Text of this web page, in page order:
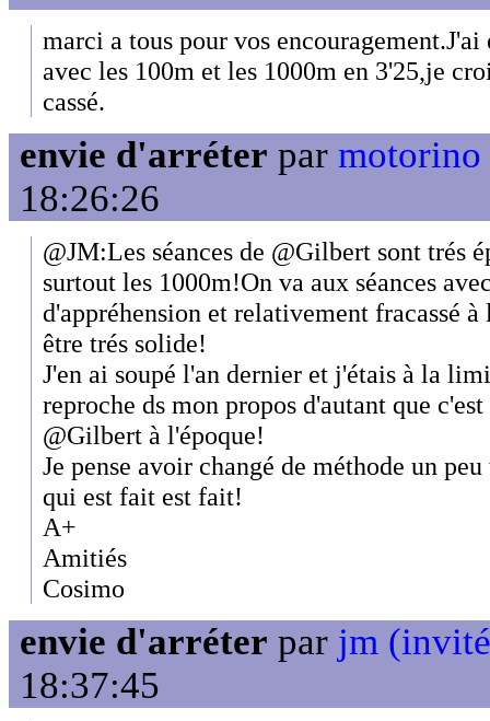
marci a tous pour vos
avec les 100m et les 1000m en 3'25,je
cassé.
envie d'arréter par motorino
18:26:26
@JM:Les séances de @Gilbert sont trés
surtout les 1000m!On va aux séances
d'appréhension et relativement fracassé à
être trés solide!
J'en ai soupé l'an dernier et j'étais à la
reproche ds mon propos d'autant que
@Gilbert à l'époque!
Je pense avoir changé de méthode un
qui est fait est fait!
A+
Amitiés
Cosimo
envie d'arréter par jm
18:37:45